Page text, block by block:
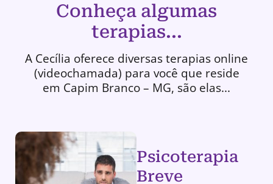
Conheça algumas
terapias...
A Cecília oferece diversas terapias online
(videochamada) para você que reside
em Capim Branco – MG, são elas...
Psicoterapia
Breve